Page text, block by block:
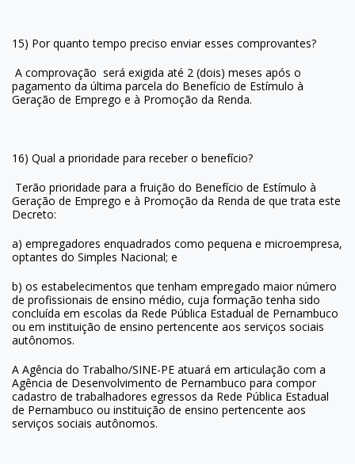
15) Por quanto tempo preciso enviar esses comprovantes?
A comprovação será exigida até 2 (dois) meses após o
pagamento da última parcela do Benefício de Estímulo à
Geração de Emprego e à Promoção da Renda.
16) Qual a prioridade para receber o benefício?
Terão prioridade para a fruição do Benefício de Estímulo à
Geração de Emprego e à Promoção da Renda de que trata este
Decreto:
a) empregadores enquadrados como pequena e microempresa,
optantes do Simples Nacional; e
b) os estabelecimentos que tenham empregado maior número
de profissionais de ensino médio, cuja formação tenha sido
concluída em escolas da Rede Pública Estadual de Pernambuco
ou em instituição de ensino pertencente aos serviços sociais
autônomos.
A Agência do Trabalho/SINE-PE atuará em articulação com a
Agência de Desenvolvimento de Pernambuco para compor
cadastro de trabalhadores egressos da Rede Pública Estadual
de Pernambuco ou instituição de ensino pertencente aos
serviços sociais autônomos.